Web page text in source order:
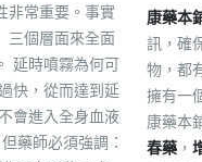
非常重要。事實
三個層面來全面
延時噴霧為何可
快，從而達到延
會進入全身血液
藥師必須強調：
康藥本
訊，確
物，都
擁有一
康藥本
春藥 ，